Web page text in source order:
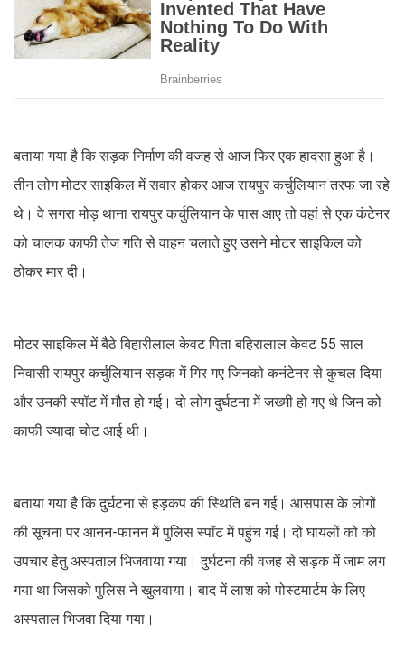
बताया गया है कि सड़क निर्माण की वजह से आज फिर एक हादसा हुआ है।
तीन लोग मोटर साइकिल में सवार होकर आज रायपुर कर्चुलियान तरफ जा रहे
थे। वे सगरा मोड़ थाना रायपुर कर्चुलियान के पास आए तो वहां से एक कंटेनर
को चालक काफी तेज गति से वाहन चलाते हुए उसने मोटर साइकिल को
ठोकर मार दी।
मोटर साइकिल में बैठे बिहारीलाल केवट पिता बहिरालाल केवट 55 साल
निवासी रायपुर कर्चुलियान सड़क में गिर गए जिनको कनंटेनर से कुचल दिया
और उनकी स्पॉट में मौत हो गई। दो लोग दुर्घटना में जख्मी हो गए थे जिन को
काफी ज्यादा चोट आई थी।
बताया गया है कि दुर्घटना से हड़कंप की स्थिति बन गई। आसपास के लोगों
की सूचना पर आनन-फानन में पुलिस स्पॉट में पहुंच गई। दो घायलों को को
उपचार हेतु अस्पताल भिजवाया गया। दुर्घटना की वजह से सड़क में जाम लग
गया था जिसको पुलिस ने खुलवाया। बाद में लाश को पोस्टमार्टम के लिए
अस्पताल भिजवा दिया गया।